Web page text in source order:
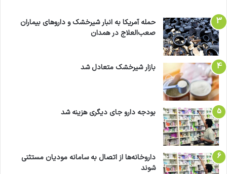
حمله آمریکا به انبار شیرخشک و داروهای بیماران
صعب‌العلاج در همدان
بازار شیرخشک متعادل شد
بودجه دارو جای دیگری هزینه شد
داروخانه‌ها از اتصال به سامانه مودیان مستثنی
شوند